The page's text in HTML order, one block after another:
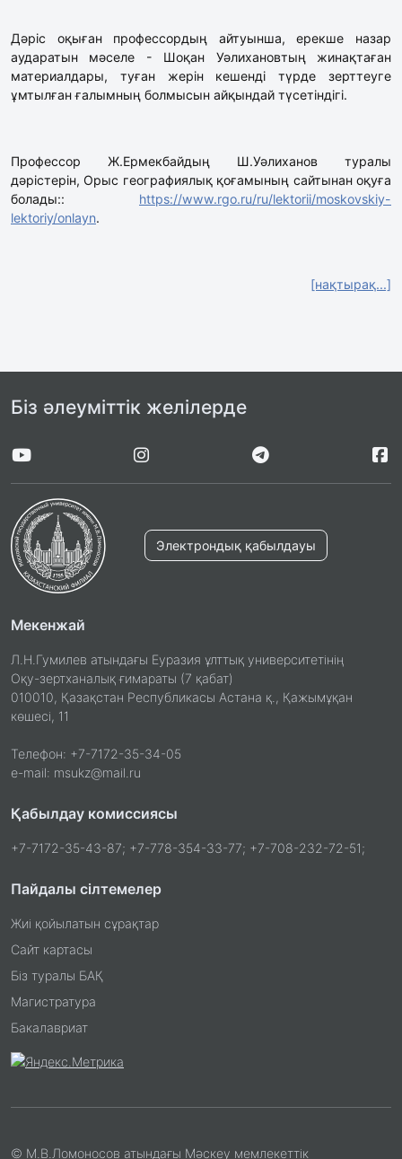
Дәріс оқыған профессордың айтуынша, ерекше назар
аударатын мәселе - Шоқан Уәлихановтың жинақтаған
материалдары, туған жерін кешенді түрде зерттеуге
ұмтылған ғалымның болмысын айқындай түсетіндігі.
Профессор Ж.Ермекбайдың Ш.Уәлиханов туралы
дәрістерін, Орыс географиялық қоғамының сайтынан оқуға
болады:: https://www.rgo.ru/ru/lektorii/moskovskiy-
lektoriy/onlayn.
[нақтырақ...]
Біз әлеуміттік желілерде
Электрондық қабылдауы
Мекенжай
Л.Н.Гумилев атындағы Еуразия ұлттық университетінің
Оқу-зертханалық ғимараты (7 қабат)
010010, Қазақстан Республикасы Астана қ., Қажымұқан
көшесі, 11
Телефон: +7-7172-35-34-05
e-mail: msukz@mail.ru
Қабылдау комиссиясы
+7-7172-35-43-87; +7-778-354-33-77; +7-708-232-72-51;
Пайдалы сілтемелер
Жиі қойылатын сұрақтар
Сайт картасы
Біз туралы БАҚ
Магистратура
Бакалавриат
© М.В.Ломоносов атындағы Мәскеу мемлекеттік